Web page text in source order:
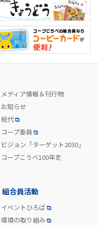
メディア情報＆刊行物
お知らせ
総代
コープ委員
ビジョン「ターゲット2030」
コープこうべ100年史
組合員活動
イベントひろば
環境の取り組み